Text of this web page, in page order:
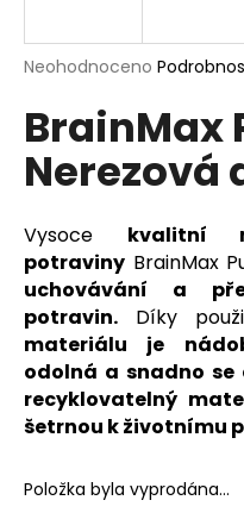
Průměrné
produktu
je
0,0
hvězdiček.
Neohodnoceno
BrainMax
Nerezová
Vysoce kvalitní
potraviny BrainMax
uchovávání a
potravin. Díky
materiálu je
odolná a snadno se
recyklovatelný
šetrnou k životnímu
Položka byla vyprodána…
j
t
?
D
o
p
r